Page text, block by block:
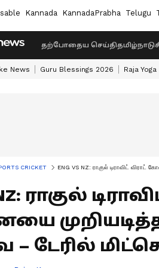
Kannada KannadaPrabha Telugu
தற்போதைய செய்திதமிழ்நாடு
News Guru Blessings 2026 Raja Yoga
CRICKET ENG VS NZ: ராகுல் டிராவிட்
NZ: ராகுல்
– டேரில்